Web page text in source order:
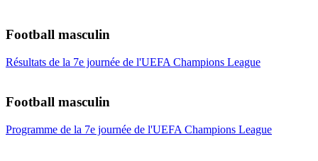
Football masculin
Résultats de la 7e journée de l'UEFA Champions League
Football masculin
Programme de la 7e journée de l'UEFA Champions League